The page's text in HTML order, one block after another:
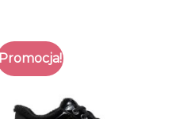
Promocja!